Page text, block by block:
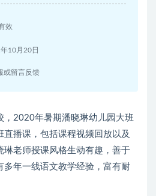
效
10月20日
或留言反馈
，2020年暑期潘晓琳幼儿园大班
直播课，包括课程视频回放以及
琳老师授课风格生动有趣，善于
多年一线语文教学经验，富有耐